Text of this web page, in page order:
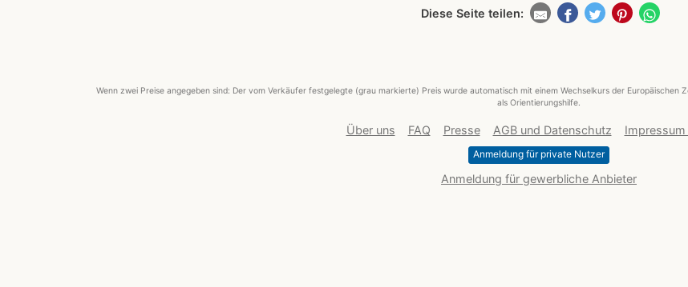
Diese Seite teilen:
Wenn zwei Preise angegeben sind: Der vom Verkäufer festgelegte (grau markierte) Preis wurde automatisch mit einem Wechselkurs der Europäischen
als Orientierungshilfe.
Über uns FAQ Presse AGB und Datenschutz Impressum
Anmeldung für private Nutzer
Anmeldung für gewerbliche Anbieter